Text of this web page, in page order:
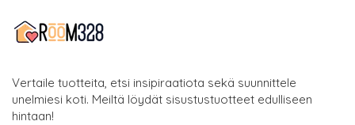
Vertaile tuotteita, etsi insipiraatiota sekä suunnittele
unelmiesi koti. Meiltä löydät sisustustuotteet edulliseen
hintaan!